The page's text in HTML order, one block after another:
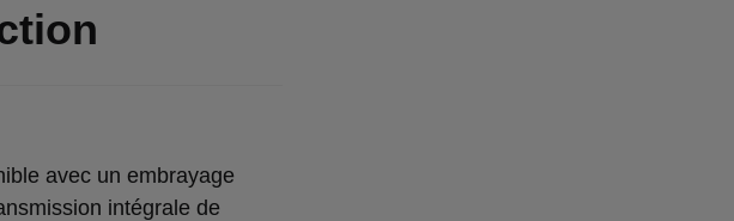
avec un embrayage
intégrale de